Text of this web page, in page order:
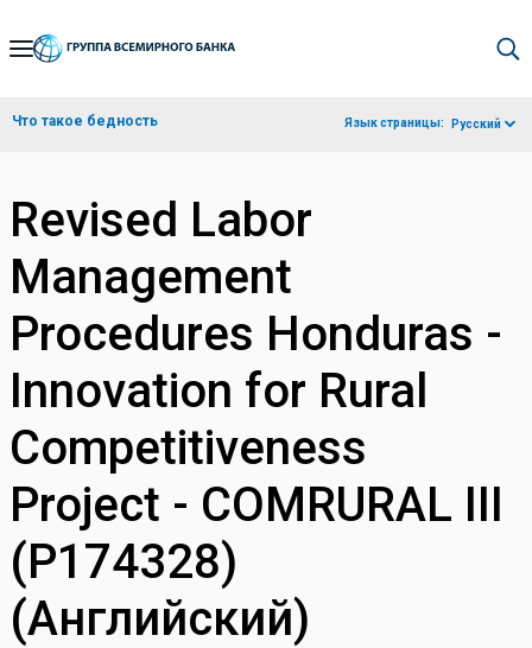
Skip
Navigation
Что такое бедность Язык страницы: Русский
Revised Labor
Management
Procedures Honduras -
Innovation for Rural
Competitiveness
Project - COMRURAL III
(P174328)
(Английский)